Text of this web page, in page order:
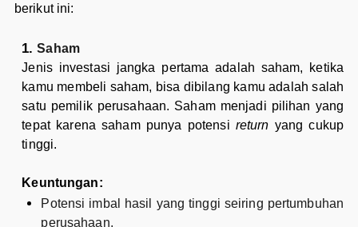
berikut ini:
Saham
Jenis investasi jangka pertama adalah saham, ketika
kamu membeli saham, bisa dibilang kamu adalah salah
satu pemilik perusahaan. Saham menjadi pilihan yang
tepat karena saham punya potensi return yang cukup
tinggi.
Keuntungan:
Potensi imbal hasil yang tinggi seiring pertumbuhan
perusahaan.